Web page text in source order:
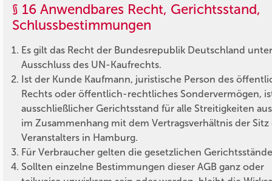
§ 16 Anwendbares Recht, Gerichtsstand,
Schlussbestimmungen
Es gilt das Recht der Bundesrepublik Deutschland unter
Ausschluss des UN-Kaufrechts.
Ist der Kunde Kaufmann, juristische Person des
Rechts oder öffentlich-rechtliches Sondervermögen,
ausschließlicher Gerichtsstand für alle Streitigkeiten
im Zusammenhang mit dem Vertragsverhältnis der Sitz
Veranstalters in Hamburg.
Für Verbraucher gelten die gesetzlichen
Sollten einzelne Bestimmungen dieser AGB ganz oder